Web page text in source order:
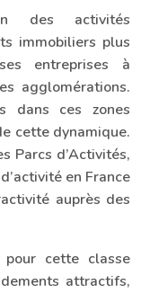
des activités
immobiliers plus
entreprises à
agglomérations.
dans ces zones
cette dynamique.
Parcs d’Activités,
en France
auprès des
pour cette classe
attractifs,